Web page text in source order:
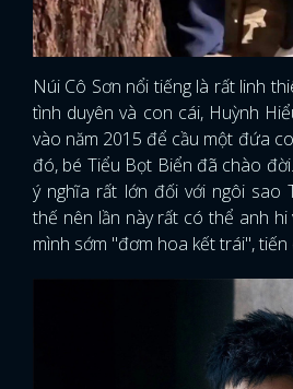
Núi Cô Sơn nổi tiếng là rất linh
tình duyên và con cái, Huỳnh
vào năm 2015 để cầu một đứa
đó, bé Tiểu Bọt Biển đã chào
ý nghĩa rất lớn đối với ngôi sao
thế nên lần này rất có thể anh hi
mình sớm "đơm hoa kết trái",